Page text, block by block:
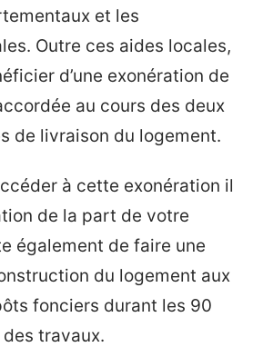
et les
Outre ces aides locales,
d’une exonération de
au cours des deux
de livraison du logement.
à cette exonération il
de la part de votre
également de faire une
du logement aux
fonciers durant les 90
travaux.